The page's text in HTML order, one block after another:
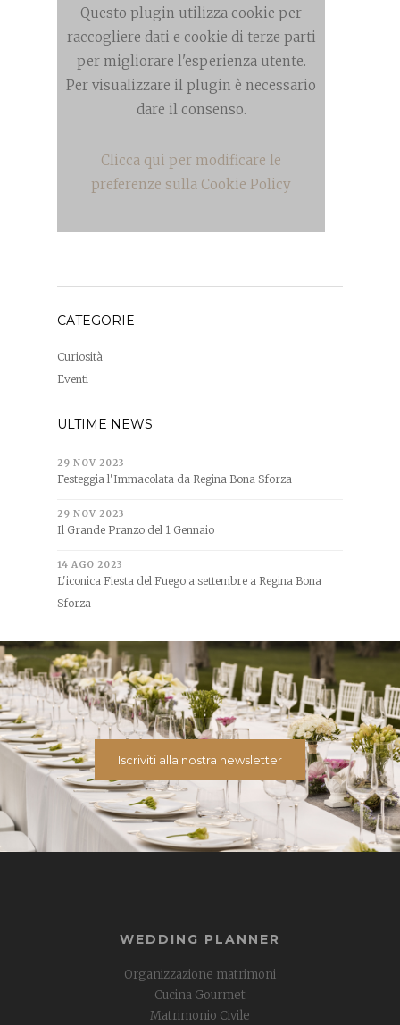
Questo plugin utilizza cookie per
raccogliere dati e cookie di terze parti
per migliorare l'esperienza utente.
Per visualizzare il plugin è necessario
dare il consenso.
Clicca qui per modificare le
preferenze sulla Cookie Policy
CATEGORIE
Curiosità
Eventi
ULTIME NEWS
29 NOV 2023
Festeggia l'Immacolata da Regina Bona Sforza
29 NOV 2023
Il Grande Pranzo del 1 Gennaio
14 AGO 2023
L'iconica Fiesta del Fuego a settembre a Regina Bona
Sforza
Iscriviti alla nostra newsletter
WEDDING PLANNER
Organizzazione matrimoni
Cucina Gourmet
Matrimonio Civile